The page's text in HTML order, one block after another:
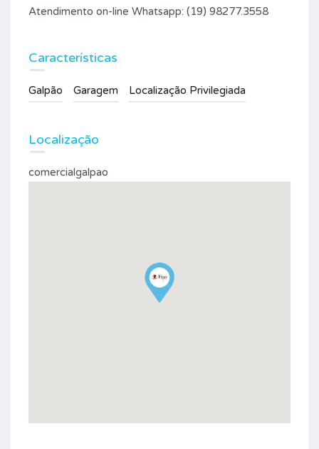
Atendimento on-line Whatsapp: (19) 98277.3558
Características
Galpão Garagem Localização Privilegiada
Localização
comercialgalpao